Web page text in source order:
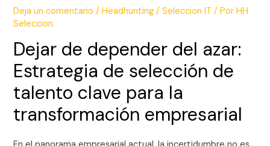
Deja un comentario /Headhunting / Seleccion IT / PorHH
Seleccion
Dejar de depender del azar:
Estrategia de selección de
talento clave para la
transformación empresarial